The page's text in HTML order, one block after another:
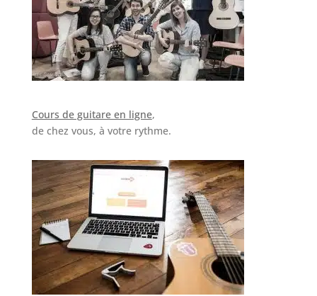
Cours de guitare en ligne,
de chez vous, à votre rythme.